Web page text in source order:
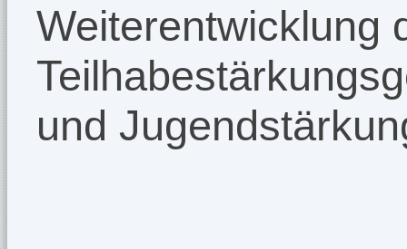
Weiterentwicklung
und